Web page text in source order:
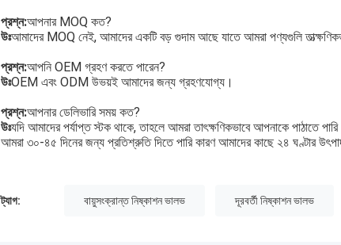
প্রশ্ন:আপনার MOQ কত?
উঃআমাদের MOQ নেই, আমাদের একটি বড় গুদাম আছে যাতে আমরা পণ্যগুলি
প্রশ্ন:আপনি OEM গ্রহণ করতে পারেন?
উঃOEM এবং ODM উভয়ই আমাদের জন্য গ্রহণযোগ্য।
প্রশ্ন:আপনার ডেলিভারি সময় কত?
উঃযদি আমাদের পর্যাপ্ত স্টক থাকে, তাহলে আমরা তাৎক্ষণিকভাবে আপনাকে পাঠাতে
আমরা ৩০-৪৫ দিনের জন্য প্রতিশ্রুতি দিতে পারি কারণ আমাদের কাছে ২৪ ঘণ্টার
ট্যাগ: বায়ুসংক্রান্ত নিষ্কাশন ভালভ দূরবর্তী নিষ্কাশন ভালভ